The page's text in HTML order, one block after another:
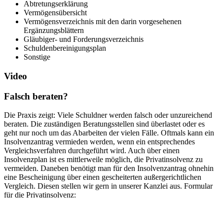
Abtretungserklärung
Vermögensübersicht
Vermögensverzeichnis mit den darin vorgesehenen
Ergänzungsblättern
Gläubiger- und Forderungsverzeichnis
Schuldenbereinigungsplan
Sonstige
Video
Falsch beraten?
Die Praxis zeigt: Viele Schuldner werden falsch oder unzureichend
beraten. Die zuständigen Beratungsstellen sind überlastet oder es
geht nur noch um das Abarbeiten der vielen Fälle. Oftmals kann ein
Insolvenzantrag vermieden werden, wenn ein entsprechendes
Vergleichsverfahren durchgeführt wird. Auch über einen
Insolvenzplan ist es mittlerweile möglich, die Privatinsolvenz zu
vermeiden. Daneben benötigt man für den Insolvenzantrag ohnehin
eine Bescheinigung über einen gescheiterten außergerichtlichen
Vergleich. Diesen stellen wir gern in unserer Kanzlei aus. Formular
für die Privatinsolvenz: